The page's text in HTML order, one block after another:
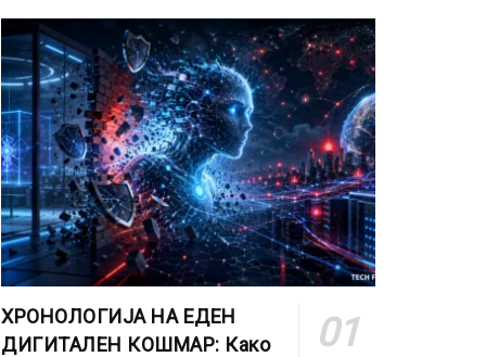
ХРОНОЛОГИЈА НА ЕДЕН
ДИГИТАЛЕН КОШМАР: Како